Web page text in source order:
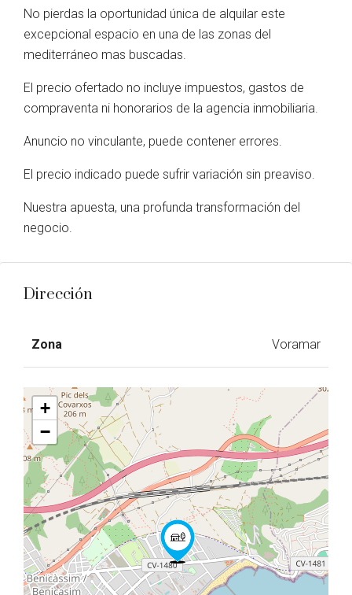
No pierdas la oportunidad única de alquilar este
excepcional espacio en una de las zonas del
mediterráneo mas buscadas.
El precio ofertado no incluye impuestos, gastos de
compraventa ni honorarios de la agencia inmobiliaria.
Anuncio no vinculante, puede contener errores.
El precio indicado puede sufrir variación sin preaviso.
Nuestra apuesta, una profunda transformación del
negocio.
Dirección
Zona Voramar
+
−